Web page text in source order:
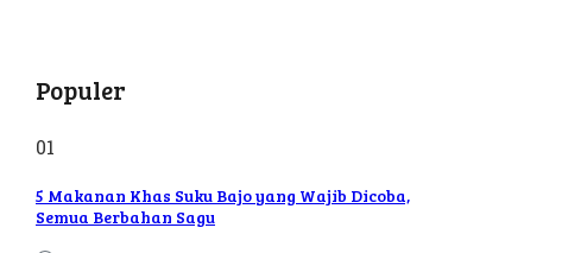
Populer
01
5 Makanan Khas Suku Bajo yang Wajib Dicoba,
Semua Berbahan Sagu